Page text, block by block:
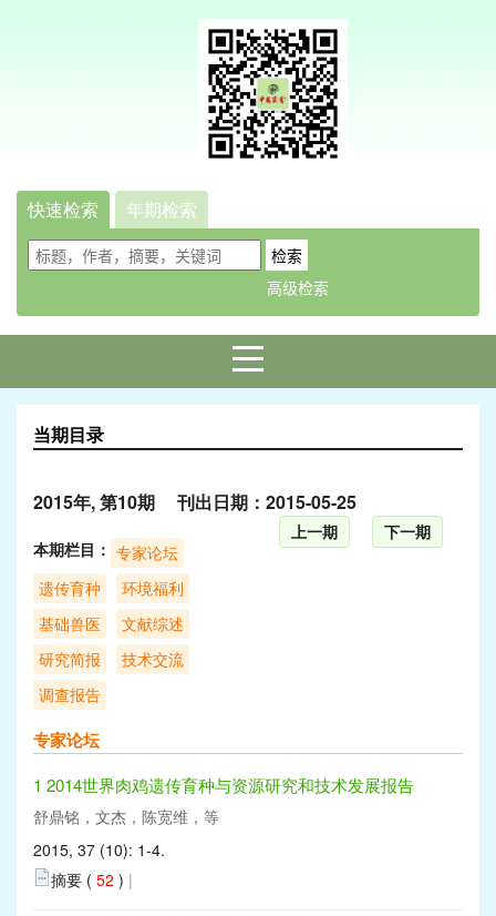
快速检索 年期检索
当期目录
2015年, 第10期 刊出日期：2015-05-25
上一期
下一期
本期栏目： 专家论坛
遗传育种
环境福利
基础兽医
文献综述
研究简报
技术交流
调查报告
专家论坛
1 2014世界肉鸡遗传育种与资源研究和技术发展报告
舒鼎铭，文杰，陈宽维，等
2015, 37 (10): 1-4.
摘要 ( 52 ) |